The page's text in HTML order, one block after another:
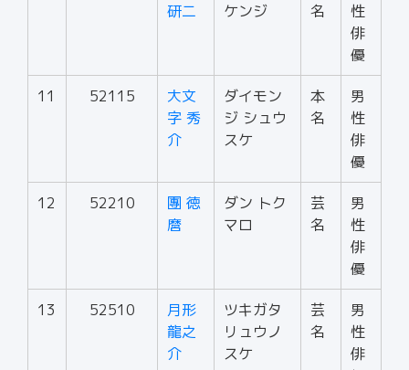
研二
ケンジ
名
性
俳
優
11 52115
大文
字 秀
介
ダイモン
ジ シュウ
スケ
本
名
男
性
俳
優
12 52210
團 徳
麿
ダン トク
マロ
芸
名
男
性
俳
優
13 52510
月形
龍之
介
ツキガタ
リュウノ
スケ
芸
名
男
性
俳